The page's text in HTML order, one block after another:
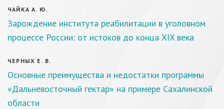
ЧАЙКА А. Ю.
Зарождение института реабилитации в уголовном
процессе России: от истоков до конца XIX века
ЧЕРНЫХ Е. В.
Основные преимущества и недостатки программы
«Дальневосточный гектар» на примере Сахалинской
области